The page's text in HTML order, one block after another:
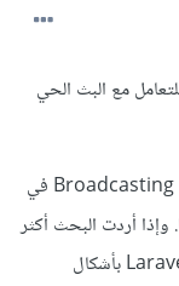
مع البث الحي
يمكنك البدء بالتعرّف على هذه التقنية وقراءة قسم Broadcasting في
وإذا أردت البحث أكثر
ستجد العديد من المصادر حول Laravel Websockets بأشكال